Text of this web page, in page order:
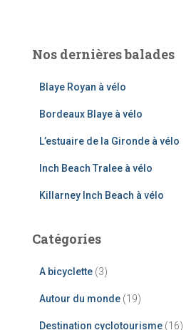
Nos dernières balades
Blaye Royan à vélo
Bordeaux Blaye à vélo
L’estuaire de la Gironde à vélo
Inch Beach Tralee à vélo
Killarney Inch Beach à vélo
Catégories
A bicyclette (3)
Autour du monde (19)
Destination cyclotourisme (16)